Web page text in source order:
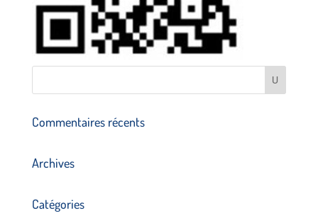
Commentaires récents
Archives
Catégories